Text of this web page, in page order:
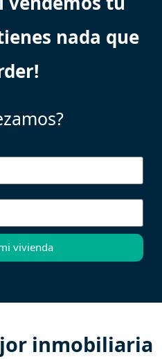
nada que
vivienda
inmobiliaria